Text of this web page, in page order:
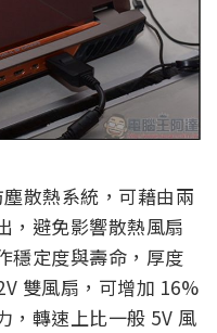
散熱系統，可藉由兩
，避免影響散熱風扇
穩定度與壽命，厚度
雙風扇，可增加 16%
，轉速上比一般 5V 風